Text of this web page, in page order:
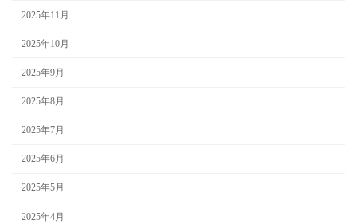
2025年11月
2025年10月
2025年9月
2025年8月
2025年7月
2025年6月
2025年5月
2025年4月